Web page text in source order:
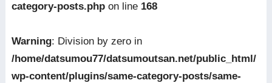
category-posts.phpon line 168
Warning: Division by zero in
/home/datsumou77/datsumoutsan.net/public_html/
wp-content/plugins/same-category-posts/same-